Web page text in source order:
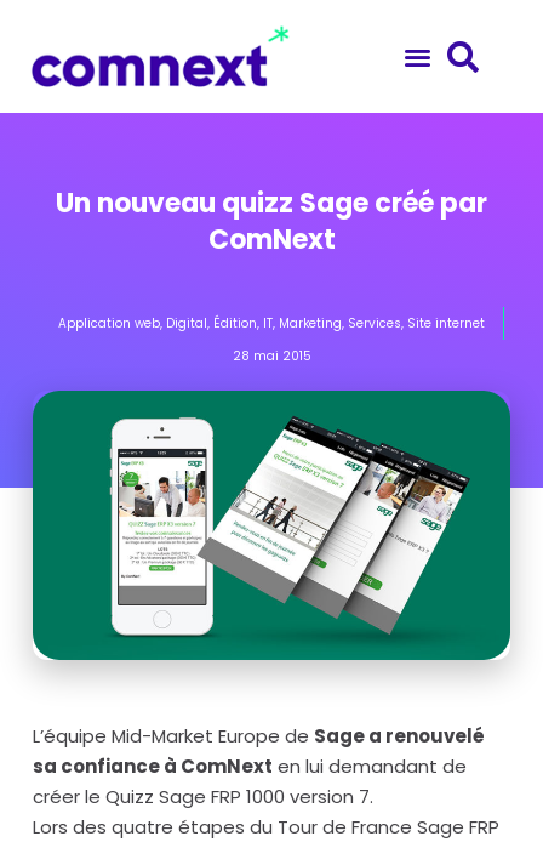
Un nouveau quizz Sage créé par
ComNext
Application web, Digital, Édition, IT, Marketing, Services, Site internet
28 mai 2015
L’équipe Mid-Market Europe de Sage a renouvelé
sa confiance à ComNext en lui demandant de
créer le Quizz Sage FRP 1000 version 7.
Lors des quatre étapes du Tour de France Sage FRP